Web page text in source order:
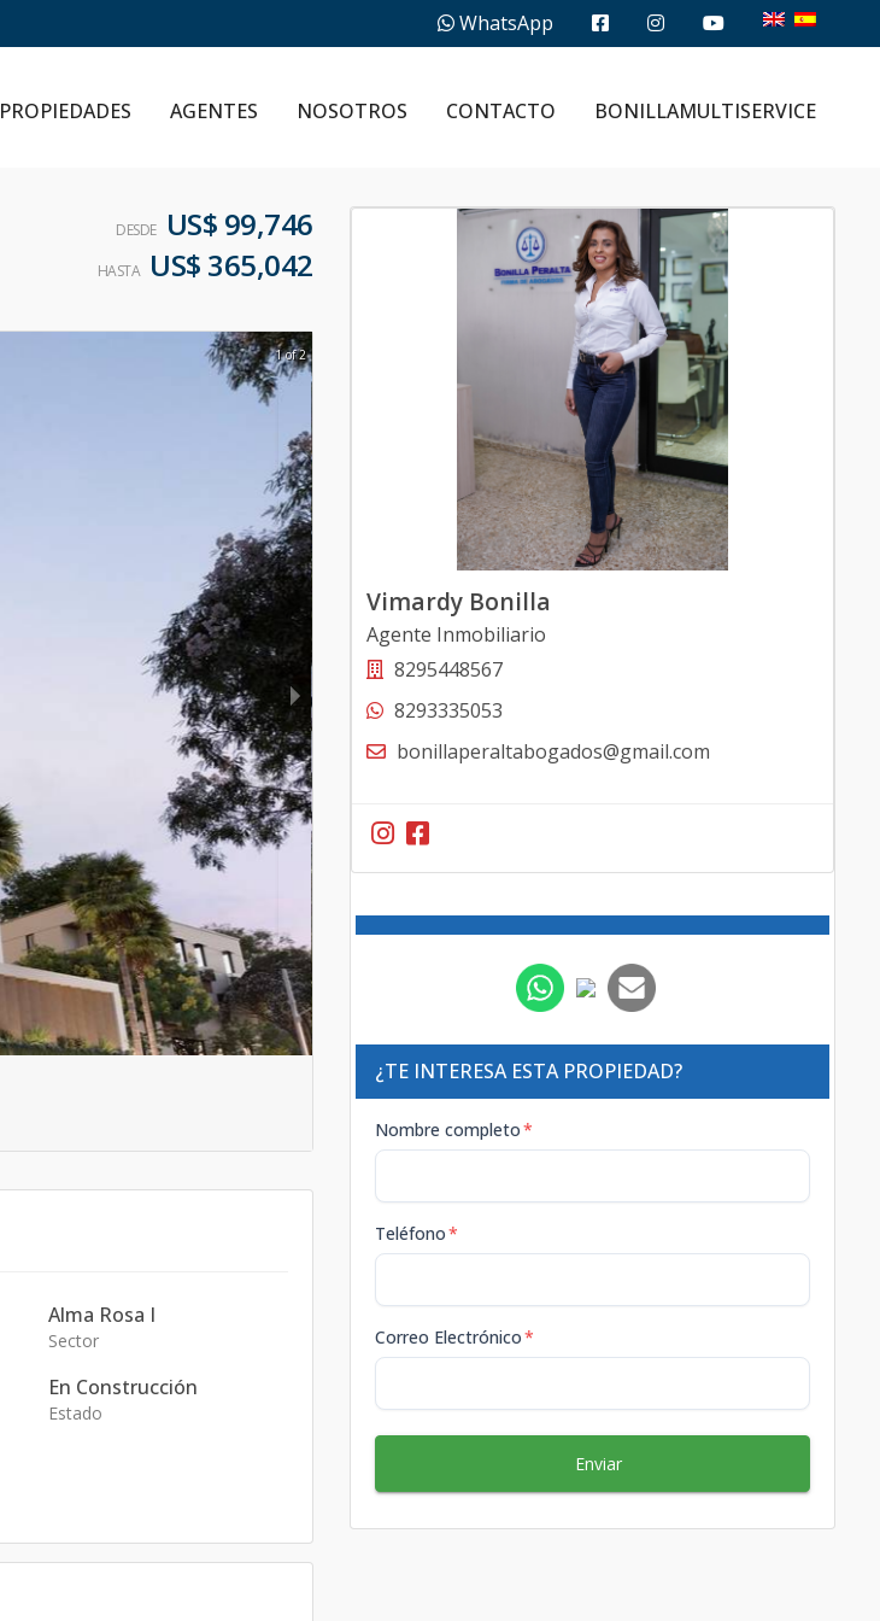
WhatsApp
PROPIEDADES AGENTES NOSOTROS CONTACTO BONILLAMULTISERVICE
DESDE US$ 99,746
HASTA US$ 365,042
1 of 2
Alma Rosa I
Sector
En Construcción
Estado
Vimardy Bonilla
Agente Inmobiliario
8295448567
8293335053
bonillaperaltabogados@gmail.com
¿TE INTERESA ESTA PROPIEDAD?
Nombre completo*
Teléfono*
Correo Electrónico*
Enviar